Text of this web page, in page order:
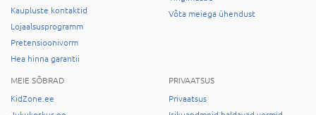
Kaupluste kontaktid
Lojaalsusprogramm
Pretensioonivorm
Hea hinna garantii
Võta meiega ühendust
MEIE SÕBRAD
KidZone.ee
PRIVAATSUS
Privaatsus